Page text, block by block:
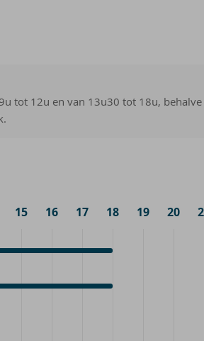
tot 12u en van 13u30 tot 18u, behalve
15 16 17 18 19 20